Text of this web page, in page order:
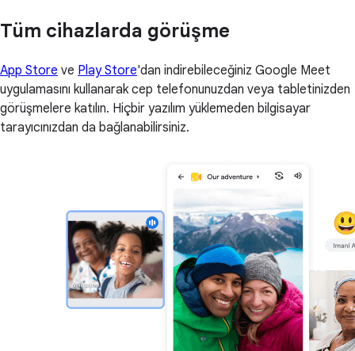
Tüm cihazlarda görüşme
App Store ve Play Store'dan indirebileceğiniz Google Meet
uygulamasını kullanarak cep telefonunuzdan veya tabletinizden
görüşmelere katılın. Hiçbir yazılım yüklemeden bilgisayar
tarayıcınızdan da bağlanabilirsiniz.